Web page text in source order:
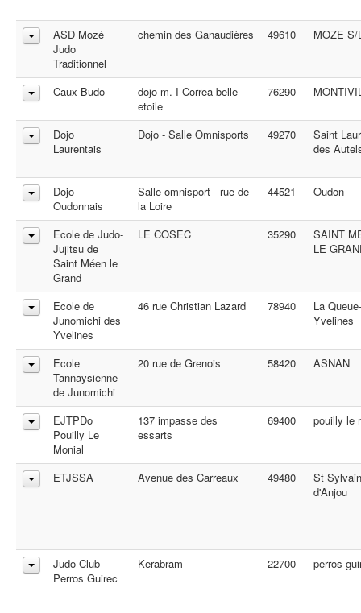
ASD Mozé
Judo
Traditionnel
chemin des Ganaudières 49610 MOZE S/
Caux Budo
dojo m. I Correa belle
etoile
76290
Dojo
Laurentais
Dojo - Salle Omnisports 49270
Saint
des
Dojo
Oudonnais
Salle omnisport - rue de
la Loire
44521 Oudon
Ecole de Judo-
Jujitsu de
Saint Méen le
Grand
LE COSEC 35290
SAINT
LE
Ecole de
Junomichi des
Yvelines
46 rue Christian Lazard 78940
La
Yvelines
Ecole
Tannaysienne
de Junomichi
20 rue de Grenois 58420 ASNAN
EJTPDo
Pouilly Le
Monial
137 impasse des
essarts
69400 pouilly le
ETJSSA Avenue des Carreaux 49480
St Sylvain
d'Anjou
Judo Club
Perros Guirec
Kerabram 22700 perros-